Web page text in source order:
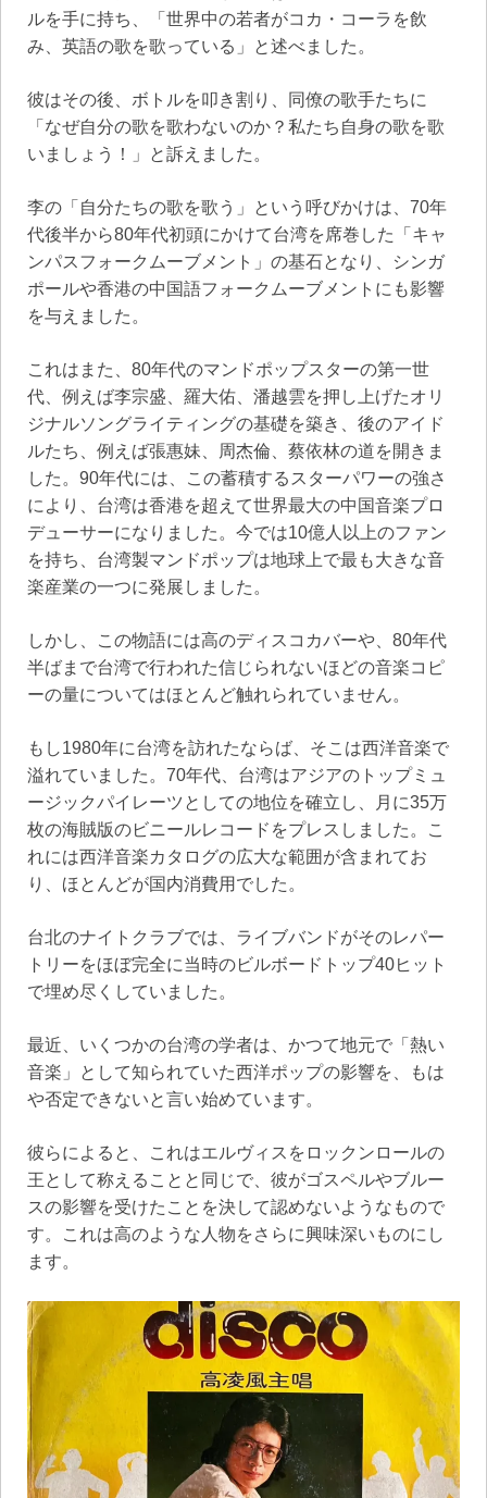
ルを手に持ち、「世界中の若者がコカ・コーラを飲
み、英語の歌を歌っている」と述べました。
彼はその後、ボトルを叩き割り、同僚の歌手たちに
「なぜ自分の歌を歌わないのか？私たち自身の歌を歌
いましょう！」と訴えました。
李の「自分たちの歌を歌う」という呼びかけは、70年
代後半から80年代初頭にかけて台湾を席巻した「キャ
ンパスフォークムーブメント」の基石となり、シンガ
ポールや香港の中国語フォークムーブメントにも影響
を与えました。
これはまた、80年代のマンドポップスターの第一世
代、例えば李宗盛、羅大佑、潘越雲を押し上げたオリ
ジナルソングライティングの基礎を築き、後のアイド
ルたち、例えば張惠妹、周杰倫、蔡依林の道を開きま
した。90年代には、この蓄積するスターパワーの強さ
により、台湾は香港を超えて世界最大の中国音楽プロ
デューサーになりました。今では10億人以上のファン
を持ち、台湾製マンドポップは地球上で最も大きな音
楽産業の一つに発展しました。
しかし、この物語には高のディスコカバーや、80年代
半ばまで台湾で行われた信じられないほどの音楽コピ
ーの量についてはほとんど触れられていません。
もし1980年に台湾を訪れたならば、そこは西洋音楽で
溢れていました。70年代、台湾はアジアのトップミュ
ージックパイレーツとしての地位を確立し、月に35万
枚の海賊版のビニールレコードをプレスしました。こ
れには西洋音楽カタログの広大な範囲が含まれてお
り、ほとんどが国内消費用でした。
台北のナイトクラブでは、ライブバンドがそのレパー
トリーをほぼ完全に当時のビルボードトップ40ヒット
で埋め尽くしていました。
最近、いくつかの台湾の学者は、かつて地元で「熱い
音楽」として知られていた西洋ポップの影響を、もは
や否定できないと言い始めています。
彼らによると、これはエルヴィスをロックンロールの
王として称えることと同じで、彼がゴスペルやブルー
スの影響を受けたことを決して認めないようなもので
す。これは高のような人物をさらに興味深いものにし
ます。